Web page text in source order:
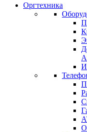
Оргтехника